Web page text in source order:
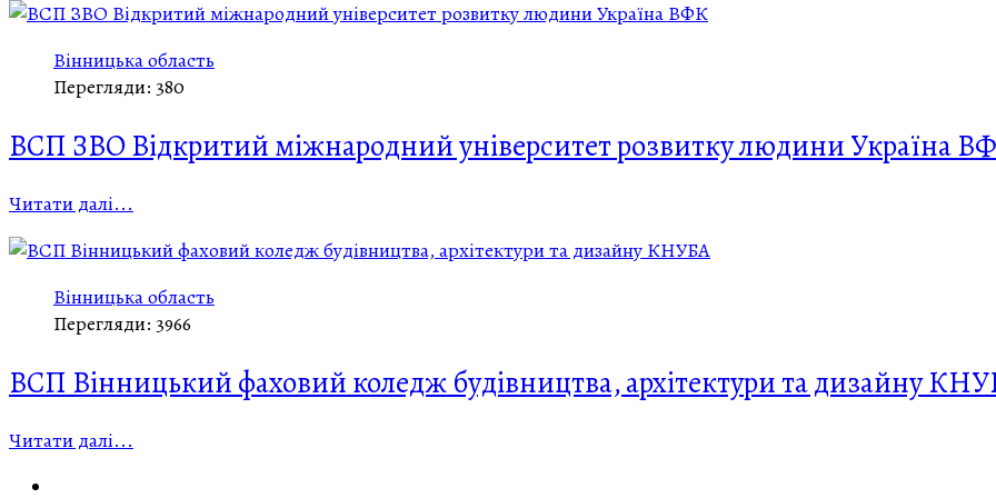
Вінницька область
Перегляди: 380
ВСП ЗВО Відкритий міжнародний університет розвитку людини Україна
Читати далі...
Вінницька область
Перегляди: 3966
ВСП Вінницький фаховий коледж будівництва, архітектури та дизайну
Читати далі...